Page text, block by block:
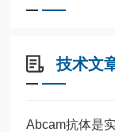
技术文
Abcam抗体是